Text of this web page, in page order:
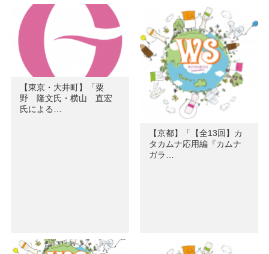
【東京・大井町】「粟
野 隆文氏・横山 直宏
氏による…
【京都】「【全13回】カ
タカムナ応用編『カムナ
ガラ…